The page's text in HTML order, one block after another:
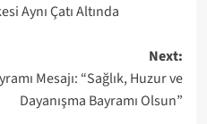
Aynı Çatı Altında
Next:
Mesajı: “Sağlık, Huzur ve
Dayanışma Bayramı Olsun”